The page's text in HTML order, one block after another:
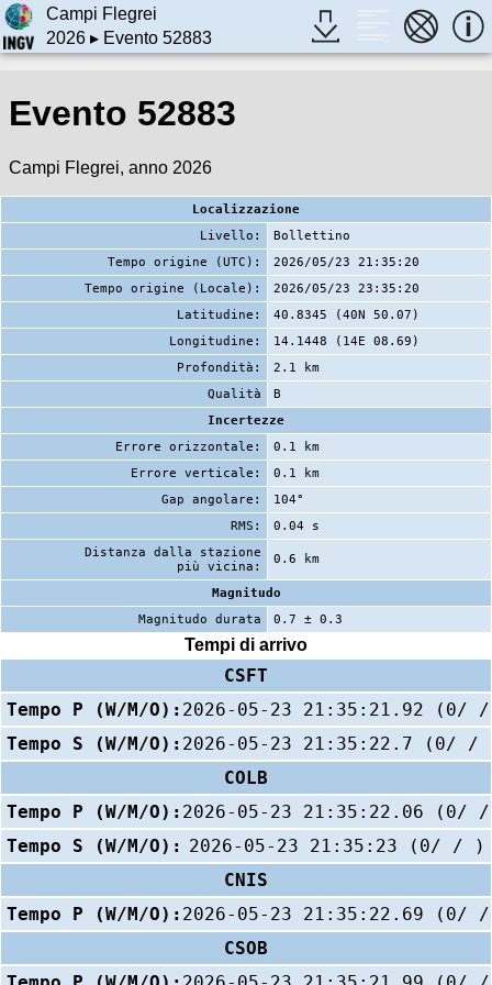
Campi Flegrei
2026▸ Evento 52883
Evento 52883
Campi Flegrei, anno 2026
Localizzazione
Livello:
Bollettino
Tempo origine (UTC):
2026/05/23 21:35:20
Tempo origine (Locale):
2026/05/23 23:35:20
Latitudine:
40.8345 (40N 50.07)
Longitudine:
14.1448 (14E 08.69)
Profondità:
2.1 km
Qualità
B
Incertezze
Errore orizzontale:
0.1 km
Errore verticale:
0.1 km
Gap angolare:
104°
RMS:
0.04 s
Distanza dalla stazione
più vicina:
0.6 km
Magnitudo
Magnitudo durata
0.7 ± 0.3
Tempi di arrivo
CSFT
Tempo P (W/M/O): 2026-05-23 21:35:21.92 (0/
Tempo S (W/M/O): 2026-05-23 21:35:22.7 (0/ /
COLB
Tempo P (W/M/O): 2026-05-23 21:35:22.06 (0/
Tempo S (W/M/O): 2026-05-23 21:35:23 (0/ / )
CNIS
Tempo P (W/M/O): 2026-05-23 21:35:22.69 (0/
CSOB